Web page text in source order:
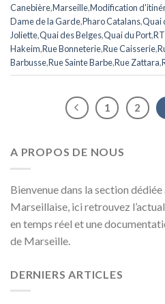
Canebière,Marseille,Modification
Dame de la Garde,Pharo Catalans,Quai
Joliette,Quai des Belges,Quai du Port,
Hakeim,Rue Bonneterie,Rue Caisserie,
Barbusse,Rue Sainte Barbe,Rue Zattara,
1 2
A PROPOS DE NOUS
Bienvenue dans la section
Marseillaise, ici retrouvez
en temps réel et une
de Marseille.
DERNIERS ARTICLES